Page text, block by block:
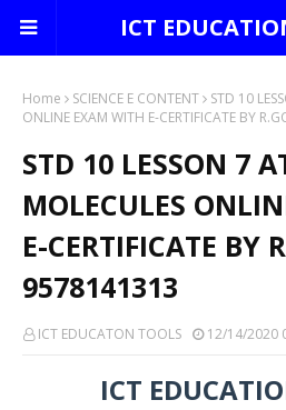
ICT
Home SCIENCE E CONTENT
STD 10
ONLINE EXAM WITH E-CERTIFICATE BY
STD 10 LESSON 7
MOLECULES
E-CERTIFICATE BY
9578141313
ICT EDUCATON TOOLS 12/14/2020
ICT